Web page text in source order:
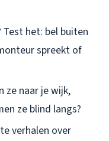
Test het: bel buiten
spreekt of
ze naar je wijk,
ze blind langs?
verhalen over